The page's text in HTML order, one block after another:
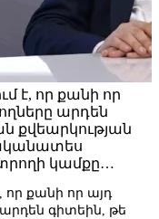
է, որ քանի որ
արդեն
քվեարկության
ականատես
կամքը…
քանի որ այդ
գիտեին, թե